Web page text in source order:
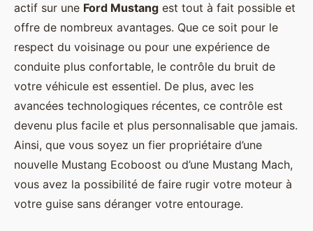
actif sur une Ford Mustang est tout à fait possible et
offre de nombreux avantages. Que ce soit pour le
respect du voisinage ou pour une expérience de
conduite plus confortable, le contrôle du bruit de
votre véhicule est essentiel. De plus, avec les
avancées technologiques récentes, ce contrôle est
devenu plus facile et plus personnalisable que jamais.
Ainsi, que vous soyez un fier propriétaire d’une
nouvelle Mustang Ecoboost ou d’une Mustang Mach,
vous avez la possibilité de faire rugir votre moteur à
votre guise sans déranger votre entourage.